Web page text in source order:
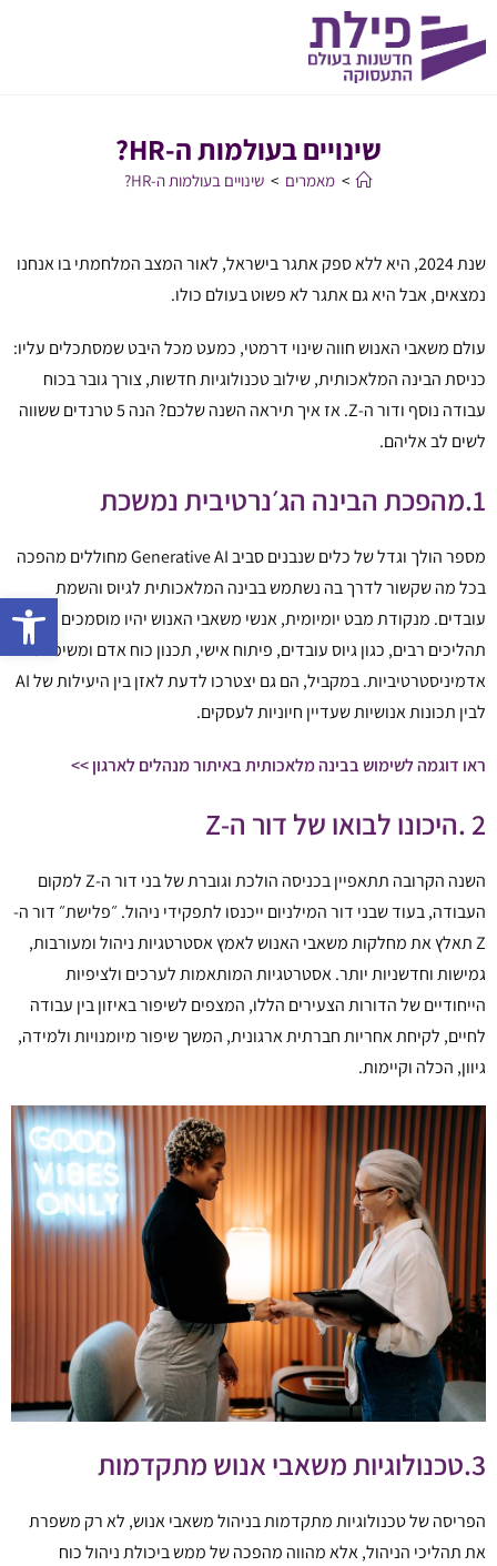
שינויים בעולמות ה-HR?
> מאמרים > שינויים בעולמות ה-HR?
שנת 2024, היא ללא ספק אתגר בישראל, לאור המצב המלחמתי בו אנחנו
נמצאים, אבל היא גם אתגר לא פשוט בעולם כולו.
עולם משאבי האנוש חווה שינוי דרמטי, כמעט מכל היבט שמסתכלים עליו:
כניסת הבינה המלאכותית, שילוב טכנולוגיות חדשות, צורך גובר בכוח
עבודה נוסף ודור ה-Z. אז איך תיראה השנה שלכם? הנה 5 טרנדים ששווה
לשים לב אליהם.
1.מהפכת הבינה הג׳נרטיבית נמשכת
מספר הולך וגדל של כלים שנבנים סביב Generative AI מחוללים מהפכה
בכל מה שקשור לדרך בה נשתמש בבינה המלאכותית לגיוס והשמת
עובדים. מנקודת מבט יומיומית, אנשי משאבי האנוש יהיו מוסמכים לייעל
תהליכים רבים, כגון גיוס עובדים, פיתוח אישי, תכנון כוח אדם ומשימות
אדמיניסטרטיביות. במקביל, הם גם יצטרכו לדעת לאזן בין היעילות של AI
לבין תכונות אנושיות שעדיין חיוניות לעסקים.
ראו דוגמה לשימוש בבינה מלאכותית באיתור מנהלים לארגון >>
2 .היכונו לבואו של דור ה-Z
השנה הקרובה תתאפיין בכניסה הולכת וגוברת של בני דור ה-Z למקום
העבודה, בעוד שבני דור המילניום ייכנסו לתפקידי ניהול. ״פלישת״ דור ה-
Z תאלץ את מחלקות משאבי האנוש לאמץ אסטרטגיות ניהול ומעורבות,
גמישות וחדשניות יותר. אסטרטגיות המותאמות לערכים ולציפיות
הייחודיים של הדורות הצעירים הללו, המצפים לשיפור באיזון בין עבודה
לחיים, לקיחת אחריות חברתית ארגונית, המשך שיפור מיומנויות ולמידה,
גיוון, הכלה וקיימות.
3.טכנולוגיות משאבי אנוש מתקדמות
הפריסה של טכנולוגיות מתקדמות בניהול משאבי אנוש, לא רק משפרת
את תהליכי הניהול, אלא מהווה מהפכה של ממש ביכולת ניהול כוח